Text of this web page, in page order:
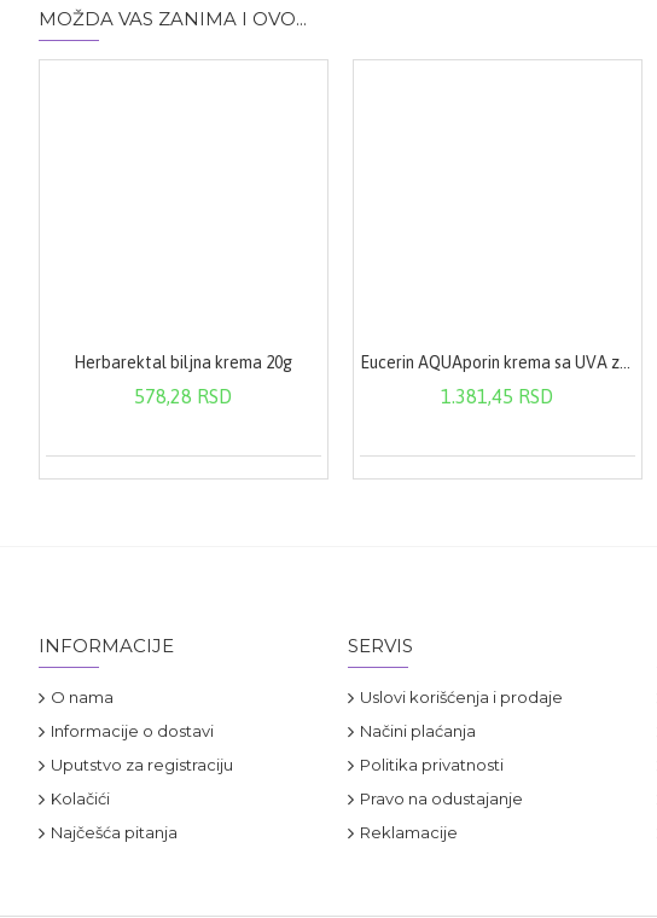
MOŽDA VAS ZANIMA I OVO...
Herbarektal biljna krema 20g
578,28 RSD
Eucerin AQUAporin krema sa UVA zaštitom 50 ml
1.381,45 RSD
INFORMACIJE
O nama
Informacije o dostavi
Uputstvo za registraciju
Kolačići
Najčešća pitanja
SERVIS
Uslovi korišćenja i prodaje
Načini plaćanja
Politika privatnosti
Pravo na odustajanje
Reklamacije